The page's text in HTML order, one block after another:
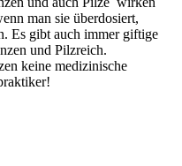
man sie überdosiert,
Es gibt auch immer giftige
und Pilzreich.
keine medizinische